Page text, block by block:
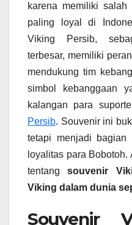
karena memiliki salah
paling loyal di
Viking Persib,
terbesar, memiliki
mendukung tim
simbol kebanggaan
kalangan para
Persib. Souvenir ini
tetapi menjadi bagian
loyalitas para
tentangsouvenir
Viking dalam dunia
Souvenir